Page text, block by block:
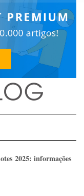
2025: informações